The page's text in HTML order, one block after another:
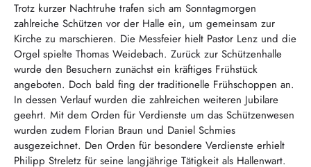
Trotz kurzer Nachtruhe trafen sich am Sonntagmorgen
zahlreiche Schützen vor der Halle ein, um gemeinsam zur
Kirche zu marschieren. Die Messfeier hielt Pastor Lenz und die
Orgel spielte Thomas Weidebach. Zurück zur Schützenhalle
wurde den Besuchern zunächst ein kräftiges Frühstück
angeboten. Doch bald fing der traditionelle Frühschoppen an.
In dessen Verlauf wurden die zahlreichen weiteren Jubilare
geehrt. Mit dem Orden für Verdienste um das Schützenwesen
wurden zudem Florian Braun und Daniel Schmies
ausgezeichnet. Den Orden für besondere Verdienste erhielt
Philipp Streletz für seine langjährige Tätigkeit als Hallenwart.